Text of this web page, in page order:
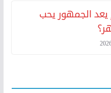
يعد الجمهور يحب